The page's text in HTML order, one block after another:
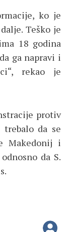
ko je
Teško je
18 godina
ga napravi i
rekao je
protiv
da se
Makedonij i
da S.